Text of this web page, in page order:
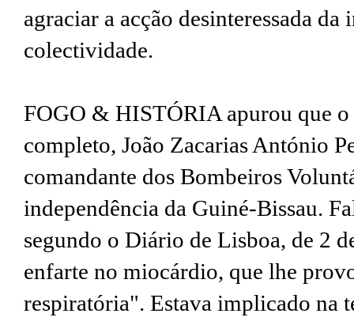
agraciar a acção desinteressada
colectividade.
FOGO & HISTÓRIA apurou que
completo, João Zacarias António
comandante dos Bombeiros
independência da Guiné-Bissau.
segundo o Diário de Lisboa, de 2
enfarte no miocárdio, que lhe
respiratória". Estava implicado na